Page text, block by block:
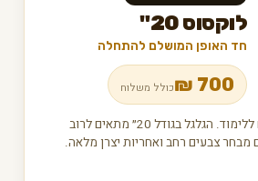
לוקסוס 20"
חד האופן המושלם להתחלה
700
₪כולל משלוח
איכות מעולה, יציב ונוח ללימוד. הגלגל בגודל 20״ מתאים לרוב
מבחר צבעים רחב ואחריות יצרן מלאה.